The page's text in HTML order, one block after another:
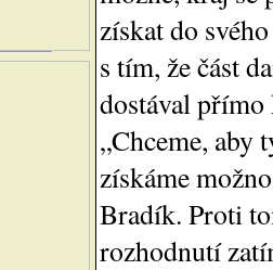
získat do
s tím, že část
dostával
„Chceme, aby
získáme
Bradík. Proti
rozhodnutí